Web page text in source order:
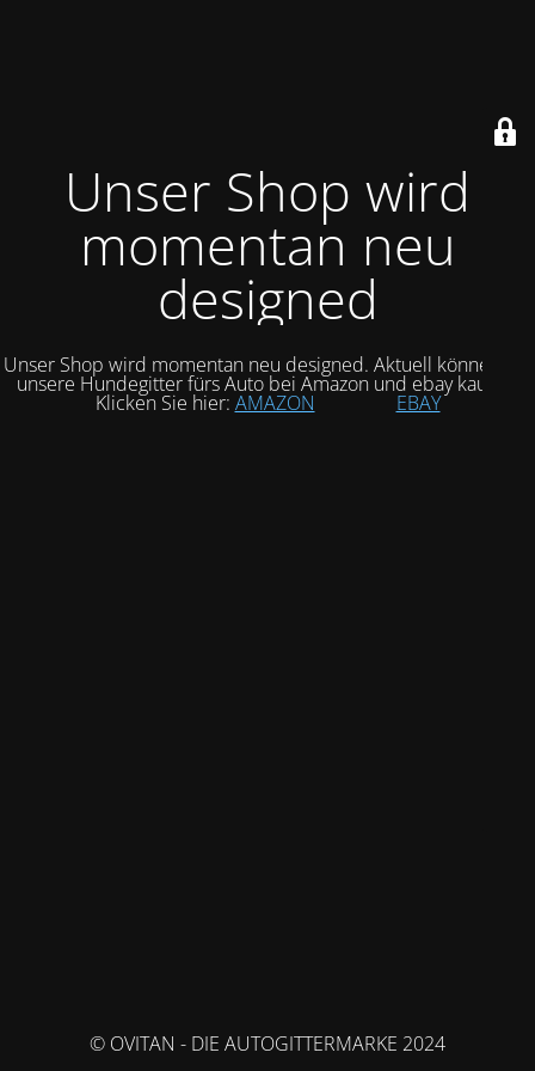
Unser Shop wird
momentan neu
designed
Unser Shop wird momentan neu designed. Aktuell können Sie
unsere Hundegitter fürs Auto bei Amazon und ebay kaufen.
Klicken Sie hier: AMAZON EBAY
© OVITAN - DIE AUTOGITTERMARKE 2024